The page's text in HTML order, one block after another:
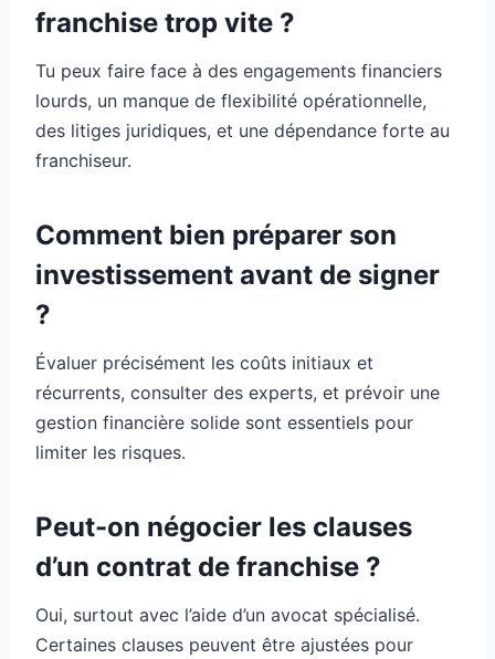
franchise trop vite ?
Tu peux faire face à des engagements financiers
lourds, un manque de flexibilité opérationnelle,
des litiges juridiques, et une dépendance forte au
franchiseur.
Comment bien préparer son
investissement avant de signer
?
Évaluer précisément les coûts initiaux et
récurrents, consulter des experts, et prévoir une
gestion financière solide sont essentiels pour
limiter les risques.
Peut-on négocier les clauses
d’un contrat de franchise ?
Oui, surtout avec l’aide d’un avocat spécialisé.
Certaines clauses peuvent être ajustées pour